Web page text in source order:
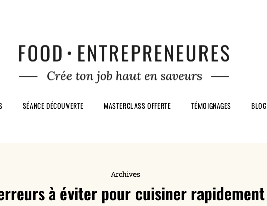
SÉANCE DÉCOUVERTE MASTERCLASS OFFERTE TÉMOIGNAGES BLOG
Archives
à éviter pour cuisiner rapidement